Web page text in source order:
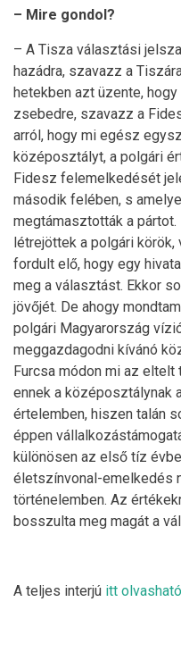
– Mire gondol?
– A Tisza választási
hazádra, szavazz a
hetekben azt üzente,
zsebedre, szavazz a
arról, hogy mi egész
középosztályt, a polgári
Fidesz felemelkedését
második felében, s
megtámasztották a
létrejöttek a polgári
fordult elő, hogy egy
meg a választást. Ekkor
jövőjét. De ahogy
polgári Magyarország
meggazdagodni kívánó
Furcsa módon mi az
ennek a középosztálynak
értelemben, hiszen talán
éppen
különösen az első tíz
életszínvonal-­emelkedés
történelemben. Az
bosszulta meg magát a
A teljes interjú itt olvasható